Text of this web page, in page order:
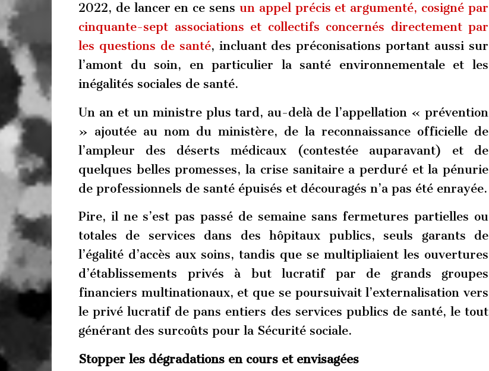
2022, de lancer en ce sens un appel précis et argumenté, cosigné par
cinquante-sept associations et collectifs concernés directement par
les questions de santé, incluant des préconisations portant aussi sur
l’amont du soin, en particulier la santé environnementale et les
inégalités sociales de santé.
Un an et un ministre plus tard, au-delà de l’appellation « prévention
» ajoutée au nom du ministère, de la reconnaissance officielle de
l’ampleur des déserts médicaux (contestée auparavant) et de
quelques belles promesses, la crise sanitaire a perduré et la pénurie
de professionnels de santé épuisés et découragés n’a pas été enrayée.
Pire, il ne s’est pas passé de semaine sans fermetures partielles ou
totales de services dans des hôpitaux publics, seuls garants de
l’égalité d’accès aux soins, tandis que se multipliaient les ouvertures
d’établissements privés à but lucratif par de grands groupes
financiers multinationaux, et que se poursuivait l’externalisation vers
le privé lucratif de pans entiers des services publics de santé, le tout
générant des surcoûts pour la Sécurité sociale.
Stopper les dégradations en cours et envisagées